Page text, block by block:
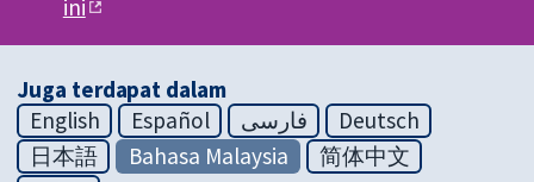
ini
Juga terdapat dalam
English
Español فارسی
Deutsch
日本語
Bahasa Malaysia
简体中文